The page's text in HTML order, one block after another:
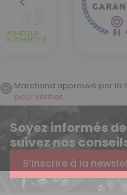
Marchand approuvé par la
pour vérifier.
Soyez informés
suivez nos
S’inscrire à la